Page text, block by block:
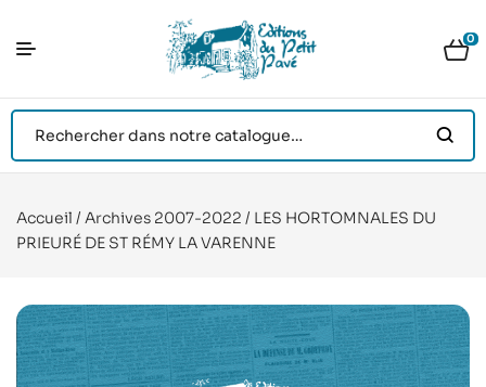
0
Accueil / Archives 2007-2022 / LES HORTOMNALES DU
PRIEURÉ DE ST RÉMY LA VARENNE